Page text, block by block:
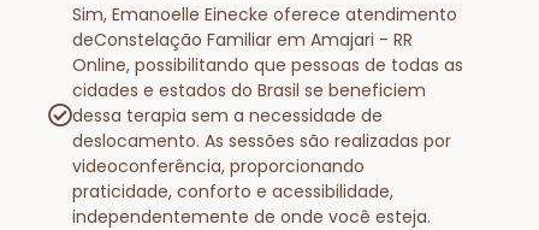
Sim, Emanoelle Einecke oferece atendimento
deConstelação Familiar em Amajari - RR
Online, possibilitando que pessoas de todas as
cidades e estados do Brasil se beneficiem
dessa terapia sem a necessidade de
deslocamento. As sessões são realizadas por
videoconferência, proporcionando
praticidade, conforto e acessibilidade,
independentemente de onde você esteja.